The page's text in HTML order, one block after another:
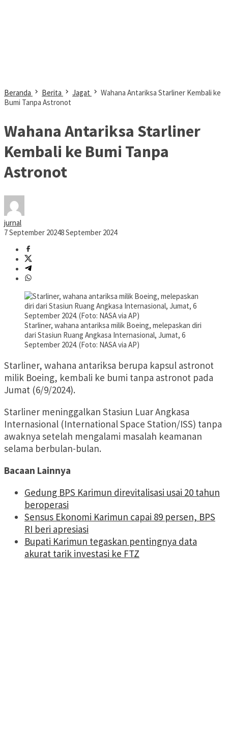
Beranda Berita Jagat
Wahana Antariksa Starliner Kembali ke
Bumi Tanpa Astronot
Wahana Antariksa Starliner
Kembali ke Bumi Tanpa
Astronot
jurnal
7 September 20248 September 2024
Starliner, wahana antariksa milik Boeing, melepaskan diri
dari Stasiun Ruang Angkasa Internasional, Jumat, 6
September 2024. (Foto: NASA via AP)
Starliner, wahana antariksa berupa kapsul astronot
milik Boeing, kembali ke bumi tanpa astronot pada
Jumat (6/9/2024).
Starliner meninggalkan Stasiun Luar Angkasa
Internasional (International Space Station/ISS) tanpa
awaknya setelah mengalami masalah keamanan
selama berbulan-bulan.
Bacaan Lainnya
Gedung BPS Karimun direvitalisasi usai 20 tahun
beroperasi
Sensus Ekonomi Karimun capai 89 persen, BPS
RI beri apresiasi
Bupati Karimun tegaskan pentingnya data
akurat tarik investasi ke FTZ